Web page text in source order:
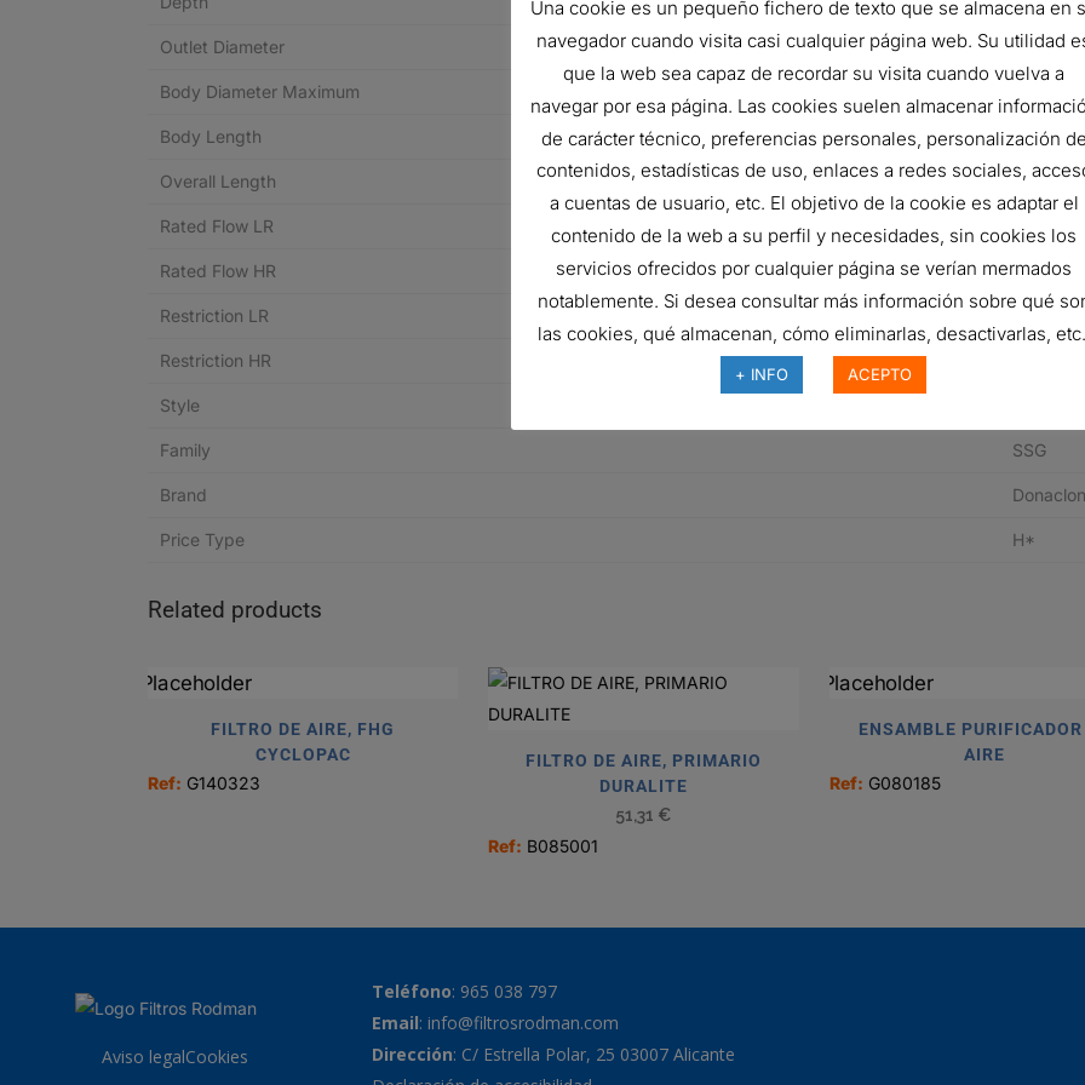
Outlet Diameter 254 mm
Body Diameter Maximum
Body Length 665 mm
Overall Length 736.7
Rated Flow LR 101.9 m³/
Rated Flow HR 115.5 m³/
Restriction LR 14.91
Restriction HR
Style
Family SSG
Brand
Price Type H*
Related products
FILTRO DE AIRE, FHG
CYCLOPAC
Ref: G140323
FILTRO DE AIRE, PRIMARIO
DURALITE
51,31 €
Ref: B085001
ENSAMBLE PURIFICADOR
AIRE
Ref: G080185
Aviso legalCookies
Teléfono: 965 038 797
Email: info@filtrosrodman.com
Dirección: C/ Estrella Polar, 25 03007 Alicante
Una cookie es un pequeño fichero de texto que se almacena en
navegador cuando visita casi cualquier página web. Su utilidad
que la web sea capaz de recordar su visita cuando vuelva a
navegar por esa página. Las cookies suelen almacenar
de carácter técnico, preferencias personales, personalización de
contenidos, estadísticas de uso, enlaces a redes sociales,
a cuentas de usuario, etc. El objetivo de la cookie es adaptar el
contenido de la web a su perfil y necesidades, sin cookies los
servicios ofrecidos por cualquier página se verían mermados
notablemente. Si desea consultar más información sobre qué
las cookies, qué almacenan, cómo eliminarlas, desactivarlas,
+ INFO ACEPTO